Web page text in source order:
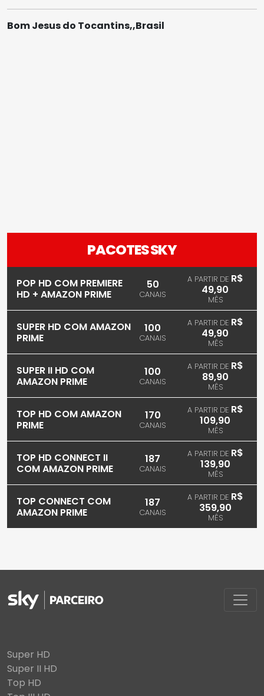
Bom Jesus do Tocantins,,Brasil
PACOTES SKY
POP HD COM PREMIERE
HD + AMAZON PRIME
50
CANAIS
A PARTIR DE R$
49,90
MÊS
SUPER HD COM AMAZON
PRIME
100
CANAIS
A PARTIR DE R$
49,90
MÊS
SUPER II HD COM
AMAZON PRIME
100
CANAIS
A PARTIR DE R$
89,90
MÊS
TOP HD COM AMAZON
PRIME
170
CANAIS
A PARTIR DE R$
109,90
MÊS
TOP HD CONNECT II
COM AMAZON PRIME
187
CANAIS
A PARTIR DE R$
139,90
MÊS
TOP CONNECT COM
AMAZON PRIME
187
CANAIS
A PARTIR DE R$
359,90
MÊS
Super HD
Super II HD
Top HD